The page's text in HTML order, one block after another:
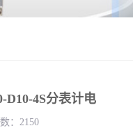
D10-4S分表计电
：2150